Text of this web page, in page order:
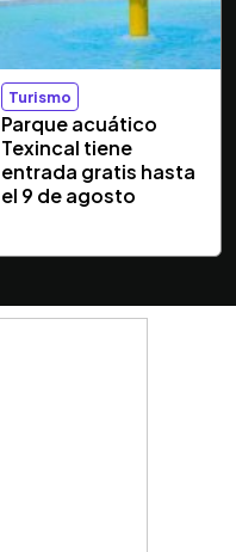
Turismo
Parque acuático
Texincal tiene
entrada gratis hasta
el 9 de agosto